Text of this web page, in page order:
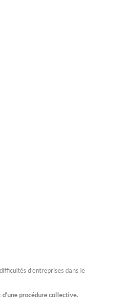
d’entreprises dans le
procédure collective.